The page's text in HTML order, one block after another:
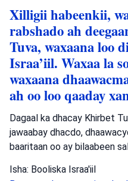
Xilligii habeenkii,
rabshado ah
Tuva, waxaana loo
Israa’iil. Waxaa la
waxaana
ah oo loo qaaday
Dagaal ka dhacay Khirbet
jawaabay dhacdo,
baaritaan oo ay bilaabeen
Isha: Booliska Israa'iil